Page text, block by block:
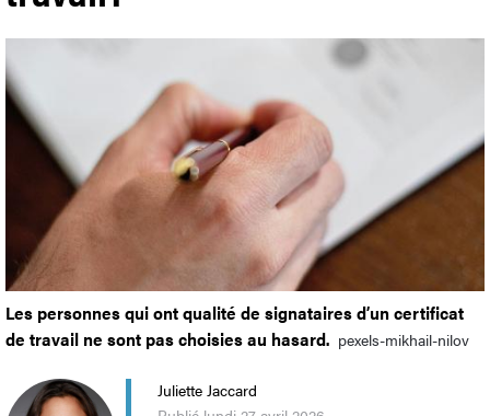
Les personnes qui ont qualité de signataires d’un certificat
de travail ne sont pas choisies au hasard. pexels-mikhail-nilov
Juliette Jaccard